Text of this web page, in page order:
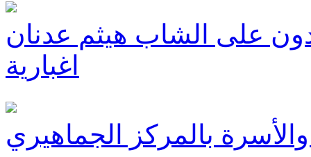
على الشاب هيثم عدنان
اغبارية
بالمركز الجماهيري